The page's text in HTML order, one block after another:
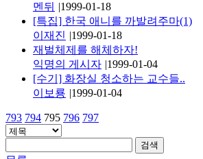
멘뒤 |1999-01-18
[특집] 한국 애니를 까발려주마(1)
이재진 |1999-01-18
재벌체제를 해체하자!
익명의 게시자 |1999-01-04
[수기] 화장실 청소하는 교수들..
이보룡 |1999-01-04
793 794 795 796 797
검색